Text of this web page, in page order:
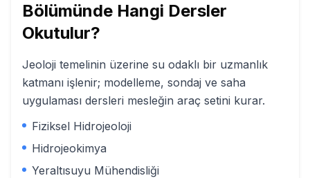
Bölümünde Hangi Dersler
Okutulur?
Jeoloji temelinin üzerine su odaklı bir uzmanlık
katmanı işlenir; modelleme, sondaj ve saha
uygulaması dersleri mesleğin araç setini kurar.
Fiziksel Hidrojeoloji
Hidrojeokimya
Yeraltısuyu Mühendisliği